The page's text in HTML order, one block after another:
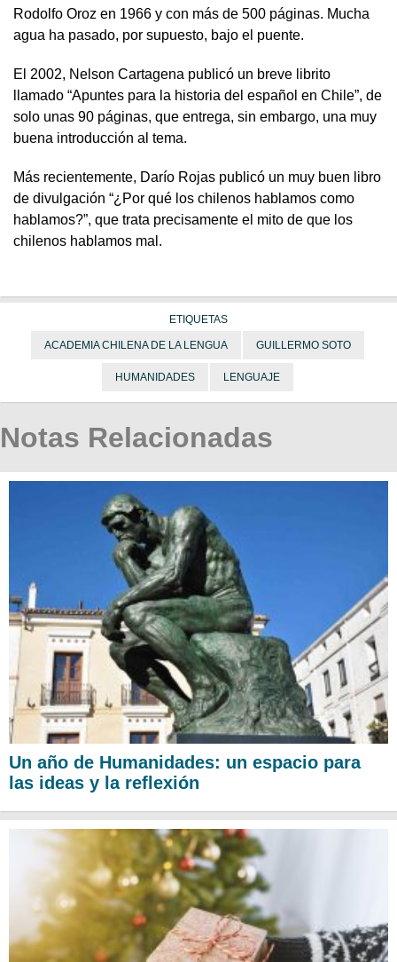
Rodolfo Oroz en 1966 y con más de 500 páginas. Mucha
agua ha pasado, por supuesto, bajo el puente.
El 2002, Nelson Cartagena publicó un breve librito
llamado “Apuntes para la historia del español en Chile”, de
solo unas 90 páginas, que entrega, sin embargo, una muy
buena introducción al tema.
Más recientemente, Darío Rojas publicó un muy buen libro
de divulgación “¿Por qué los chilenos hablamos como
hablamos?”, que trata precisamente el mito de que los
chilenos hablamos mal.
ETIQUETAS
ACADEMIA CHILENA DE LA LENGUA GUILLERMO SOTO
HUMANIDADES LENGUAJE
Notas Relacionadas
Un año de Humanidades: un espacio para
las ideas y la reflexión